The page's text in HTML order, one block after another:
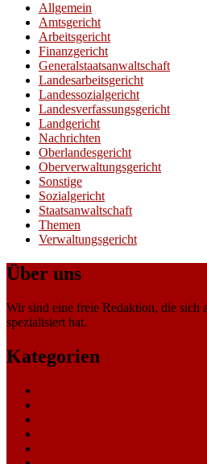
Allgemein
Amtsgericht
Arbeitsgericht
Finanzgericht
Generalstaatsanwaltschaft
Landesarbeitsgericht
Landessozialgericht
Landesverfassungsgericht
Landgericht
Nachrichten
Oberlandesgericht
Oberverwaltungsgericht
Sonstige
Sozialgericht
Staatsanwaltschaft
Themen
Verwaltungsgericht
Über uns
Wir sind eine freie Redaktion, die sich
spezialisiert hat.
Kategorien